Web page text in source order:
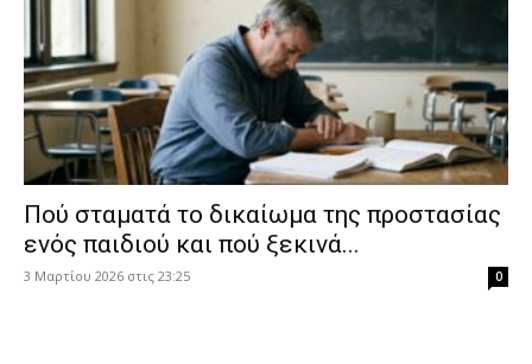
Πού σταματά το δικαίωμα της προστασίας
ενός παιδιού και πού ξεκινά...
3 Μαρτίου 2026 στις 23:25 0